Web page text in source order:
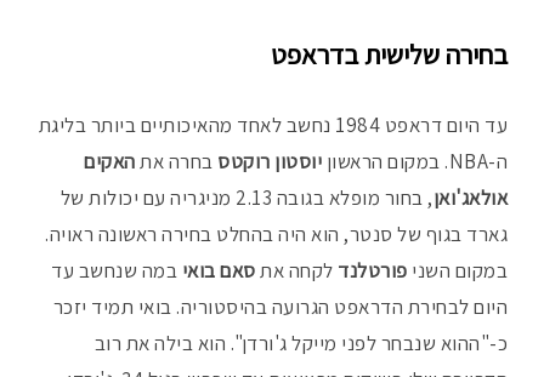
בחירה שלישית בדראפט
עד היום דראפט 1984 נחשב לאחד מהאיכותיים ביותר בליגת
ה-NBA. במקום הראשון
יוסטון רוקטס בחרה אתהאקים
אולאג'ואן
, בחור מופלא בגובה 2.13 מניגריה עם יכולות של
גארד בגוף של סנטר, הוא היה בהחלט בחירה ראשונה ראויה.
במקום השני פורטלנד לקחה אתסאם בואי במה שנחשב עד
היום לבחירת הדראפט הגרועה בהיסטוריה. בואי תמיד יזכר
כ-"ההוא שנבחר לפני מייקל ג'ורדן". הוא בילה את רוב